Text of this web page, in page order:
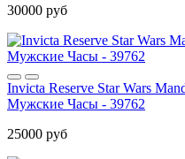
30000 руб
Invicta Reserve Star Wars
Мужские Часы - 39762
25000 руб